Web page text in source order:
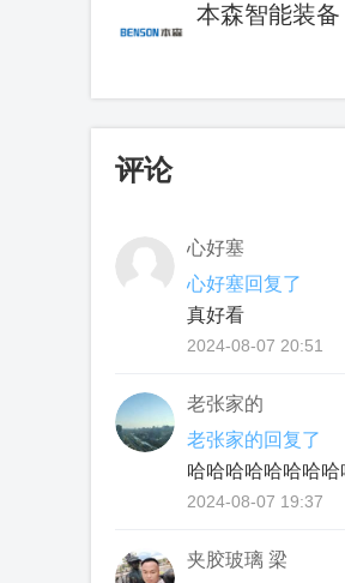
本森智能装备
评论
心好塞
心好塞回复了
真好看
2024-08-07 20:51
老张家的
老张家的回复了
哈哈哈哈哈哈哈
2024-08-07 19:37
夹胶玻璃 梁